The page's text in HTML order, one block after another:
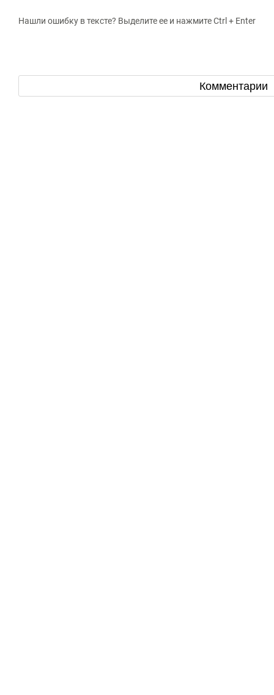
Нашли ошибку в тексте? Выделите ее и нажмите Ctrl + Enter
Комментарии